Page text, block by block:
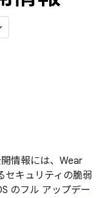
情報には、Wear
セキュリティの脆弱
のフル アップデー